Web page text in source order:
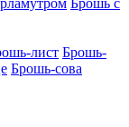
Брошь с
лист Брошь-
Брошь-сова